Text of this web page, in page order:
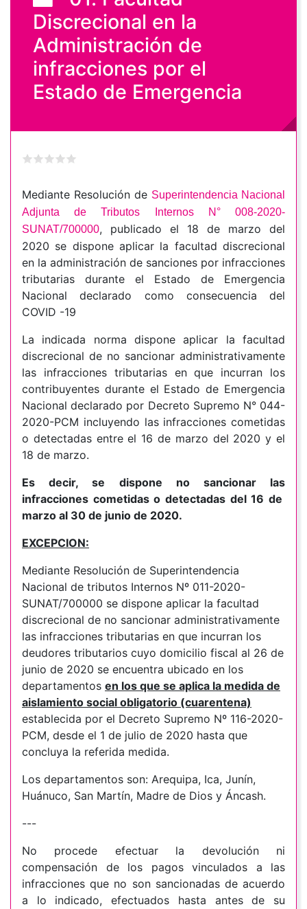
Discrecional en la
Administración de
infracciones por el
Estado de Emergencia
Mediante Resolución de Superintendencia Nacional
Adjunta de Tributos Internos N° 008-2020-
SUNAT/700000, publicado el 18 de marzo del
2020 se dispone aplicar la facultad discrecional
en la administración de sanciones por infracciones
tributarias durante el Estado de Emergencia
Nacional declarado como consecuencia del
COVID -19
La indicada norma dispone aplicar la facultad
discrecional de no sancionar administrativamente
las infracciones tributarias en que incurran los
contribuyentes durante el Estado de Emergencia
Nacional declarado por Decreto Supremo N° 044-
2020-PCM incluyendo las infracciones cometidas
o detectadas entre el 16 de marzo del 2020 y el
18 de marzo.
Es decir, se dispone no sancionar las
infracciones cometidas o detectadas del16 de
marzo al 30 de junio de 2020.
EXCEPCION:
Mediante Resolución de Superintendencia
Nacional de tributos Internos Nº 011-2020-
SUNAT/700000 se dispone aplicar la facultad
discrecional de no sancionar administrativamente
las infracciones tributarias en que incurran los
deudores tributarios cuyo domicilio fiscal al 26 de
junio de 2020 se encuentra ubicado en los
departamentos en los que se aplica la medida de
aislamiento social obligatorio (cuarentena)
establecida por el Decreto Supremo Nº 116-2020-
PCM, desde el 1 de julio de 2020 hasta que
concluya la referida medida.
Los departamentos son: Arequipa, Ica, Junín,
Huánuco, San Martín, Madre de Dios y Áncash.
---
No procede efectuar la devolución ni
compensación de los pagos vinculados a las
infracciones que no son sancionadas de acuerdo
a lo indicado, efectuados hasta antes de su